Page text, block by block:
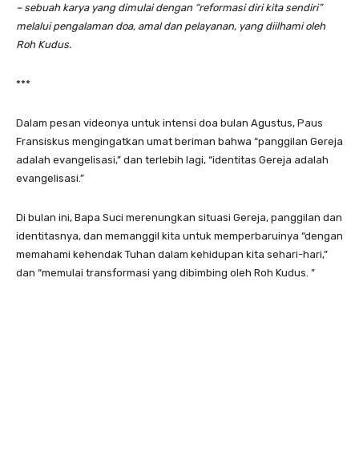
– sebuah karya yang dimulai dengan “reformasi diri kita sendiri”
melalui pengalaman doa, amal dan pelayanan, yang diilhami oleh
Roh Kudus.
***
Dalam pesan videonya untuk intensi doa bulan Agustus, Paus
Fransiskus mengingatkan umat beriman bahwa “panggilan Gereja
adalah evangelisasi,” dan terlebih lagi, “identitas Gereja adalah
evangelisasi.”
Di bulan ini, Bapa Suci merenungkan situasi Gereja, panggilan dan
identitasnya, dan memanggil kita untuk memperbaruinya “dengan
memahami kehendak Tuhan dalam kehidupan kita sehari-hari,”
dan “memulai transformasi yang dibimbing oleh Roh Kudus. ”